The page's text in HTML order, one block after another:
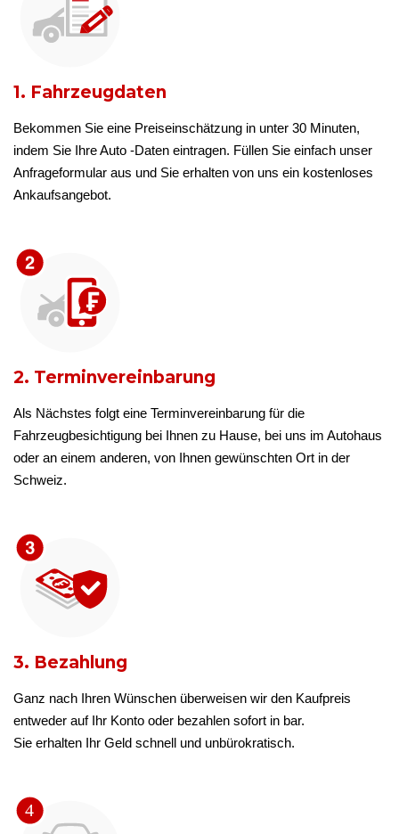
1. Fahrzeugdaten
Bekommen Sie eine Preiseinschätzung in unter 30 Minuten,
indem Sie Ihre Auto -Daten eintragen. Füllen Sie einfach unser
Anfrageformular aus und Sie erhalten von uns ein kostenloses
Ankaufsangebot.
2. Terminvereinbarung
Als Nächstes folgt eine Terminvereinbarung für die
Fahrzeugbesichtigung bei Ihnen zu Hause, bei uns im Autohaus
oder an einem anderen, von Ihnen gewünschten Ort in der
Schweiz.
3. Bezahlung
Ganz nach Ihren Wünschen überweisen wir den Kaufpreis
entweder auf Ihr Konto oder bezahlen sofort in bar.
Sie erhalten Ihr Geld schnell und unbürokratisch.